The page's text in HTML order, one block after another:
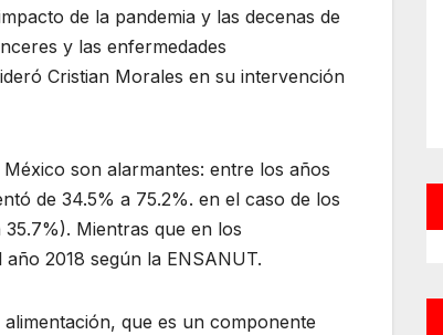
de la pandemia y las decenas de
y las enfermedades
Cristian Morales en su intervención
son alarmantes: entre los años
de 34.5% a 75.2%. en el caso de los
Mientras que en los
2018 según la ENSANUT.
que es un componente